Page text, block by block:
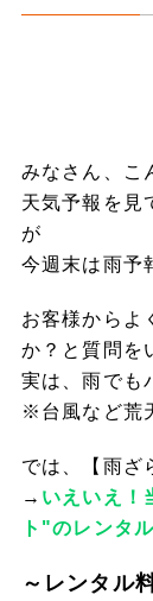
みなさん、こ
天気予報を見
が
今週末は雨予
お客様からよ
か？と質問を
実は、雨でも
※台風など荒
では、【雨ざ
→ いえいえ！
ト"のレンタ
～レンタル